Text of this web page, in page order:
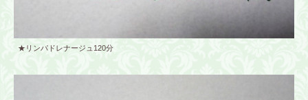
★リンパドレナージュ120分